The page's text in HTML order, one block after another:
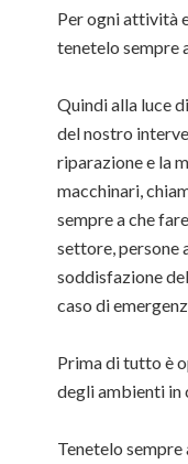
Per ogni attività
tenetelo sempre
Quindi alla luce
del nostro
riparazione e la
macchinari,
sempre a che
settore, persone
soddisfazione
caso di
Prima di tutto è
degli ambienti in
Tenetelo sempre